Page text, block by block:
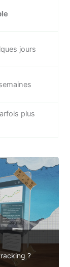
jours
plus
?